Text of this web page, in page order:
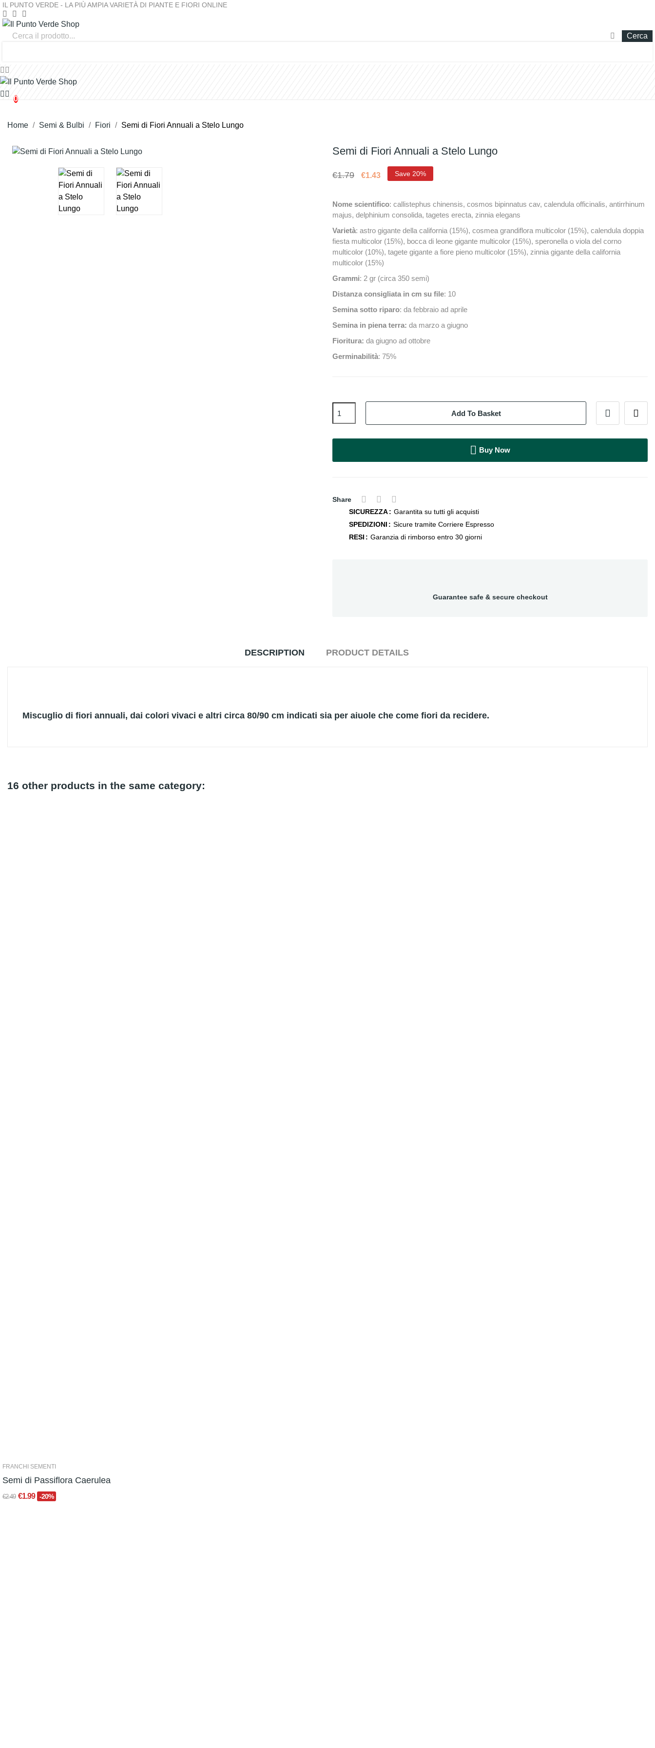
IL PUNTO VERDE - LA PIÙ AMPIA VARIETÀ DI PIANTE E FIORI ONLINE
Cerca
0
Home Semi & Bulbi Fiori Semi di Fiori Annuali a Stelo Lungo
Semi di Fiori Annuali a Stelo Lungo
€1.79 €1.43 Save 20%
Nome scientifico: callistephus chinensis, cosmos bipinnatus cav, calendula officinalis, antirrhinum
majus, delphinium consolida, tagetes erecta, zinnia elegans
Varietà: astro gigante della california (15%), cosmea grandiflora multicolor (15%), calendula doppia
fiesta multicolor (15%), bocca di leone gigante multicolor (15%), speronella o viola del corno
multicolor (10%), tagete gigante a fiore pieno multicolor (15%), zinnia gigante della california
multicolor (15%)
Grammi: 2 gr (circa 350 semi)
Distanza consigliata in cm su file: 10
Semina sotto riparo: da febbraio ad aprile
Semina in piena terra: da marzo a giugno
Fioritura: da giugno ad ottobre
Germinabilità: 75%
Add To Basket
Buy Now
Share
SICUREZZA
Garantita su tutti gli acquisti
SPEDIZIONI
Sicure tramite Corriere Espresso
RESI
Garanzia di rimborso entro 30 giorni
Guarantee safe & secure checkout
DESCRIPTION PRODUCT DETAILS
Miscuglio di fiori annuali, dai colori vivaci e altri circa 80/90 cm indicati sia per aiuole che come fiori da recidere.
16 other products in the same category:
FRANCHI SEMENTI
Semi di Passiflora Caerulea
€2.49 €1.99 -20%